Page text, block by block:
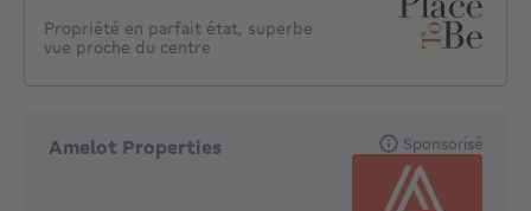
Propriété en parfait état, superbe
vue proche du centre
Amelot Properties Sponsorisé